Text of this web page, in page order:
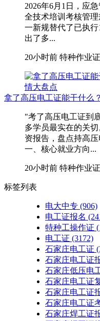
2026年6月1日，应
全技术培训考核管
一新规替代了已执
出了多...
20小时前 特种作业
拿了高压电工证能干什么
"考了高压电工证到
多学员最实在的关
资报告，盘点持高
一、核心就业方向...
20小时前 特种作业
标签列表
电大中专 (906)
电工证报名
特种工操作证
电工证 (3172)
石家庄电工证
石家庄电工证
石家庄低压电
石家庄电工证
石家庄电工证
石家庄电工证
石家庄焊工证